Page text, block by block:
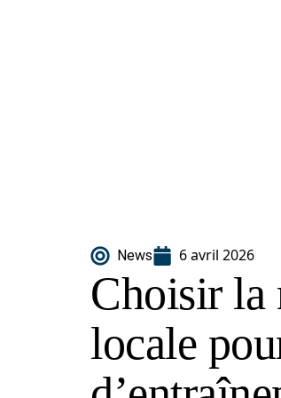
News 6 avril 2026
Choisir la
locale